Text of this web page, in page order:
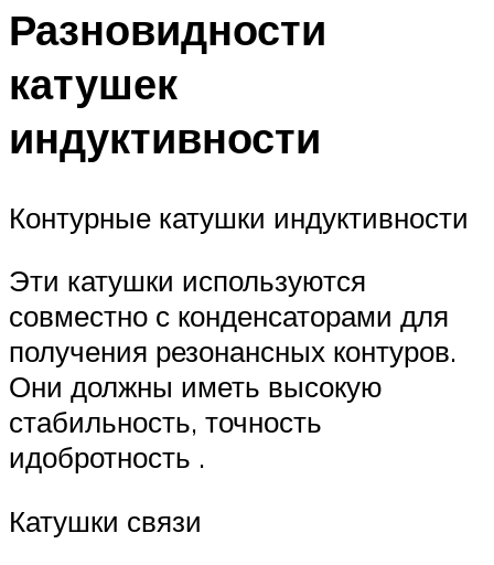
Разновидности
катушек
индуктивности
Контурные катушки индуктивности
Эти катушки используются
совместно с конденсаторами для
получения резонансных контуров.
Они должны иметь высокую
стабильность, точность
идобротность .
Катушки связи